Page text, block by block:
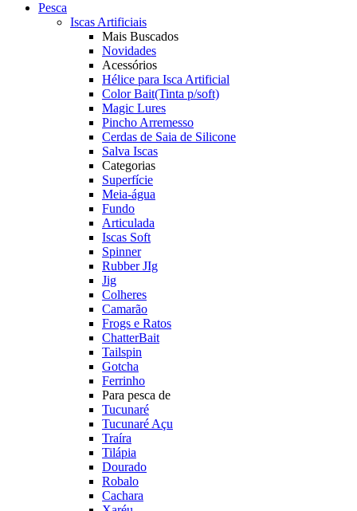
Pesca
Iscas Artificiais
Mais Buscados
Novidades
Acessórios
Hélice para Isca Artificial
Color Bait(Tinta p/soft)
Magic Lures
Pincho Arremesso
Cerdas de Saia de Silicone
Salva Iscas
Categorias
Superfície
Meia-água
Fundo
Articulada
Iscas Soft
Spinner
Rubber JIg
Jig
Colheres
Camarão
Frogs e Ratos
ChatterBait
Tailspin
Gotcha
Ferrinho
Para pesca de
Tucunaré
Tucunaré Açu
Traíra
Tilápia
Dourado
Robalo
Cachara